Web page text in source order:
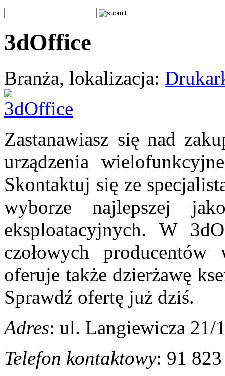
3dOffice
Branża, lokalizacja:
Zastanawiasz się nad
urządzenia
Skontaktuj się ze
wyborze najlepszej
eksploatacyjnych. W
czołowych
oferuje także dzierżawę
Sprawdź ofertę już dziś.
Adres: ul. Langiewicza 21/
Telefon kontaktowy: 91